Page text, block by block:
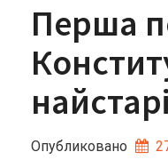
Перша
Опубликовано